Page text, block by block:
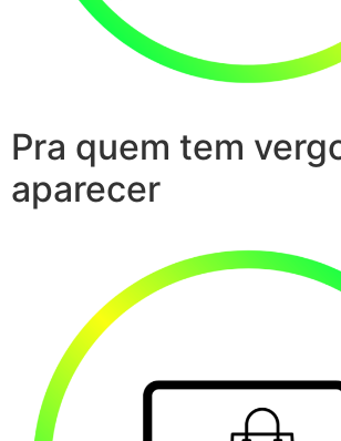
Pra quem tem
aparecer